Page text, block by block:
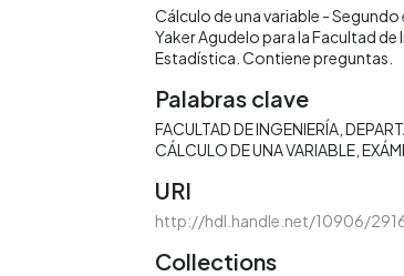
Cálculo de una variable -
Yaker Agudelo para la Facultad
Estadística. Contiene preguntas.
Palabras clave
FACULTAD DE INGENIERÍA
CÁLCULO DE UNA VARIABLE
URI
http://hdl.handle.net/10906/
Collections